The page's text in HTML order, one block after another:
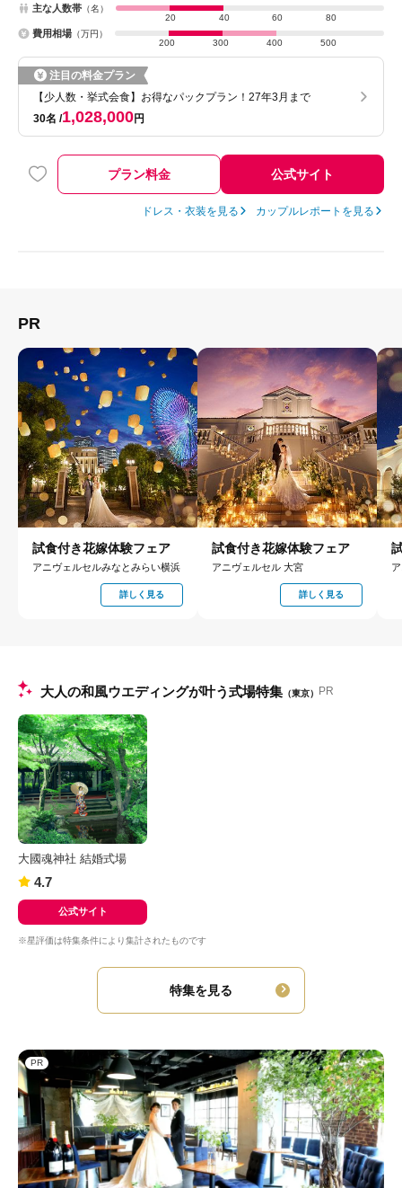
主な人数帯 （名）
20
40 60 80
費用相場 （万円）
200
300 400 500
注目の料金プラン
【少人数・挙式会食】お得なパックプラン！27年3月まで
30名 1,028,000円
プラン料金 公式サイト
ドレス・衣装を見る カップルレポートを見る
PR
試食付き花嫁体験フェア
アニヴェルセルみなとみらい横浜
詳しく見る
試食付き花嫁体験フェア
アニヴェルセル 大宮
詳しく見る
大人の和風ウエディングが叶う式場特集 （東京） PR
大國魂神社 結婚式場
4.7
公式サイト
※星評価は特集条件により集計されたものです
特集を見る
PR